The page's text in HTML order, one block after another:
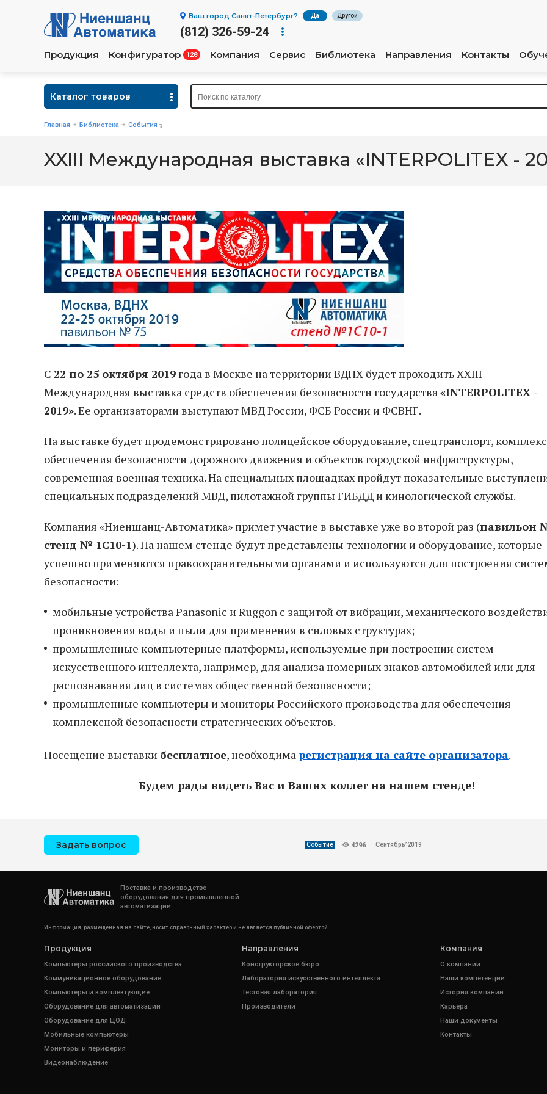
Ваш город Санкт-Петербург? Да Другой
(812) 326-59-24
Продукция Конфигуратор 128 Компания Сервис Библиотека Направления Контакты
Каталог товаров
Главная Библиотека События
XXIII Международная выставка «INTERPOLITEX -
С 22 по 25 октября 2019 года в Москве на территории ВДНХ будет проходить XXIII
Международная выставка средств обеспечения безопасности государства«INTERPOLITEX -
2019». Ее организаторами выступают МВД России, ФСБ России и ФСВНГ.
На выставке будет продемонстрировано полицейское оборудование, спецтранспорт,
обеспечения безопасности дорожного движения и объектов городской инфраструктуры,
современная военная техника. На специальных площадках пройдут показательные
специальных подразделений МВД, пилотажной группы ГИБДД и кинологической службы.
Компания «Ниеншанц-Автоматика» примет участие в выставке уже во второй раз (павильон
стенд № 1С10-1). На нашем стенде будут представлены технологии и оборудование, которые
успешно применяются правоохранительными органами и используются для построения
безопасности:
мобильные устройства Panasonic и Ruggon с защитой от вибрации, механического
проникновения воды и пыли для применения в силовых структурах;
промышленные компьютерные платформы, используемые при построении систем
искусственного интеллекта, например, для анализа номерных знаков автомобилей или для
распознавания лиц в системах общественной безопасности;
промышленные компьютеры и мониторы Российского производства для обеспечения
комплексной безопасности стратегических объектов.
Посещение выставки бесплатное, необходимарегистрация на сайте организатора.
Будем рады видеть Вас и Ваших коллег на нашем стенде!
Задать вопрос Событие 4296 Сентябрь’2019
Поставка и производство
оборудования для промышленной
автоматизации
Информация, размещенная на сайте, носит справочный характер и не является публичной офертой.
Продукция
Компьютеры российского производства
Коммуникационное оборудование
Компьютеры и комплектующие
Оборудование для автоматизации
Оборудование для ЦОД
Мобильные компьютеры
Мониторы и периферия
Видеонаблюдение
Направления
Конструкторское бюро
Лаборатория искусственного интеллекта
Тестовая лаборатория
Производители
Компания
О компании
Наши компетенции
История компании
Карьера
Наши документы
Контакты